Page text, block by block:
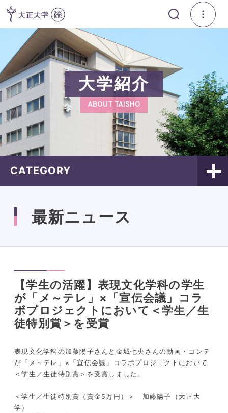
大学紹介
ABOUT TAISHO
CATEGORY
最新ニュース
【学生の活躍】表現文化学科の学生
が「メ～テレ」×「宣伝会議」コラ
ボプロジェクトにおいて＜学生／生
徒特別賞＞を受賞
表現文化学科の加藤陽子さんと金城七央さんの動画・コンテ
が「メ～テレ」×「宣伝会議」コラボプロジェクトにおいて
＜学生／生徒特別賞＞を受賞しました。
＜学生／生徒特別賞（賞金5万円）＞ 加藤陽子（大正大
学）